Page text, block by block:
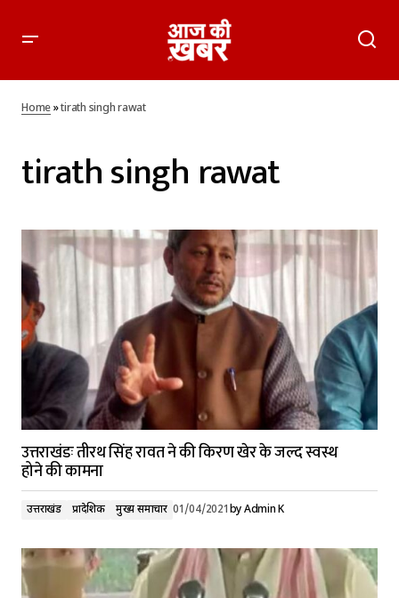
Home»tirath singh rawat
tirath singh rawat
उत्तराखंडः तीरथ सिंह रावत ने की किरण खेर के जल्द स्वस्थ
होने की कामना
उत्तराखंड प्रादेशिक मुख्य समाचार 01/04/2021byAdmin K